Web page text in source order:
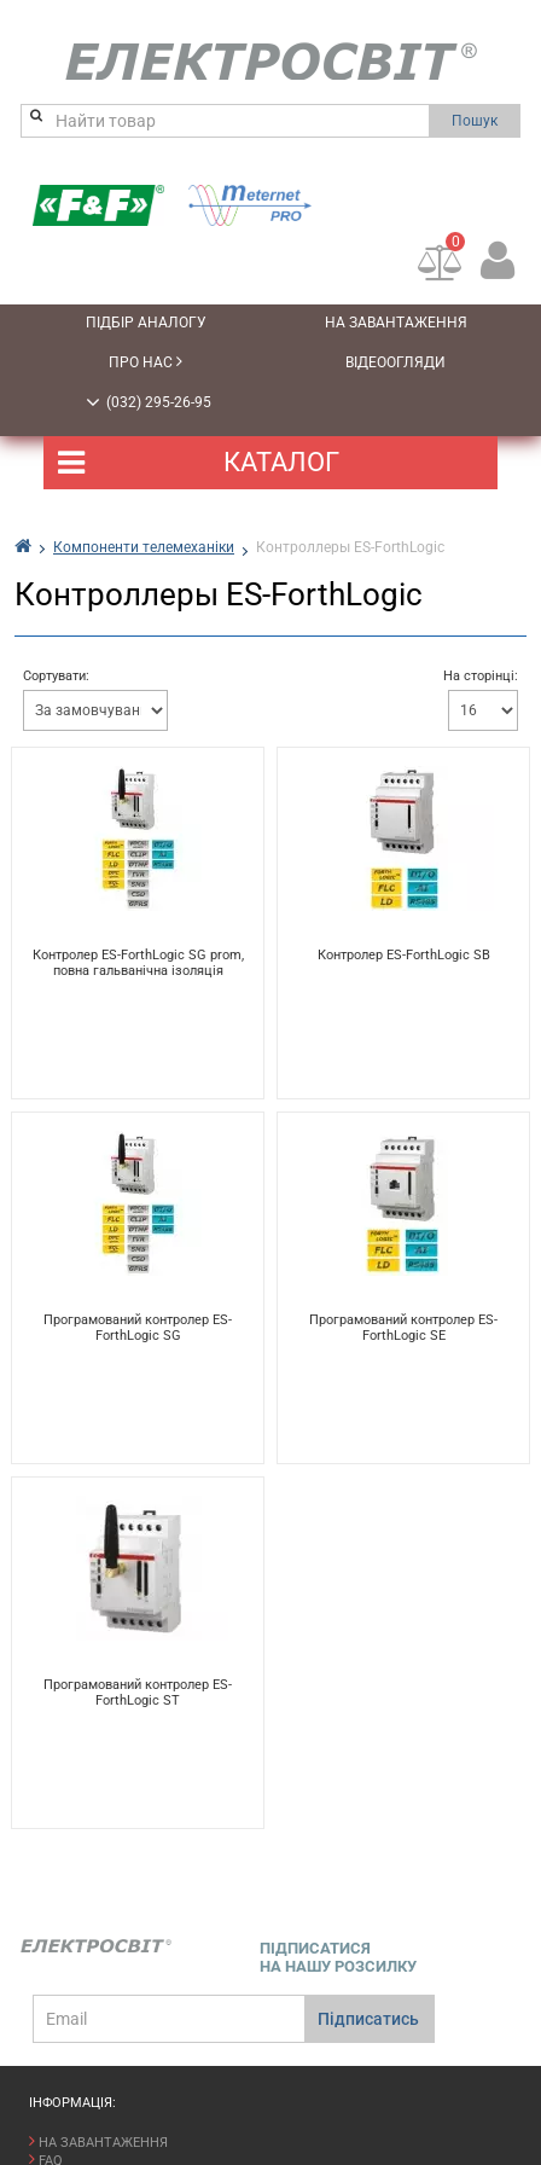
Пошук
0
КАТАЛОГ
ПІДБІР АНАЛОГУ НА ЗАВАНТАЖЕННЯ
ПРО НАС ВІДЕООГЛЯДИ
(032) 295-26-95
Компоненти телемеханіки Контроллеры ES-ForthLogic
Контроллеры ES-ForthLogic
Сортувати: На сторінці:
Контролер ES-ForthLogic SG prom,
повна гальванічна ізоляція
Контролер ES-ForthLogic SB
Програмований контролер ES-
ForthLogic SG
Програмований контролер ES-
ForthLogic SE
Програмований контролер ES-
ForthLogic ST
ПІДПИСАТИСЯ
НА НАШУ РОЗСИЛКУ
mail
Підписатись
ІНФОРМАЦІЯ:
НА ЗАВАНТАЖЕННЯ
FAQ